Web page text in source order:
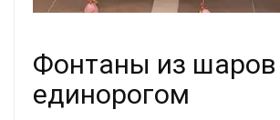
Фонтаны из шаров
единорогом